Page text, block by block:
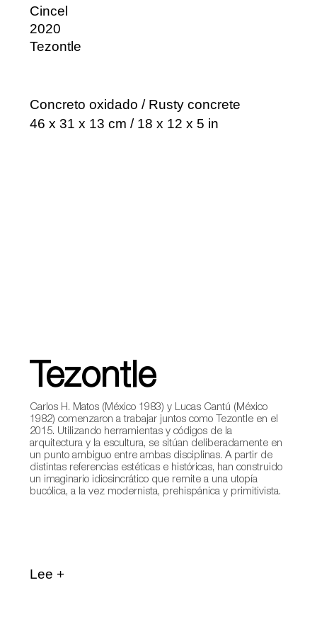
Cincel
2020
Tezontle
Concreto oxidado / Rusty concrete
46 x 31 x 13 cm / 18 x 12 x 5 in
Tezontle
Carlos H. Matos (México 1983) y Lucas Cantú (México
1982) comenzaron a trabajar juntos como Tezontle en el
2015. Utilizando herramientas y códigos de la
arquitectura y la escultura, se sitúan deliberadamente en
un punto ambiguo entre ambas disciplinas. A partir de
distintas referencias estéticas e históricas, han construido
un imaginario idiosincrático que remite a una utopía
bucólica, a la vez modernista, prehispánica y primitivista.
Lee +